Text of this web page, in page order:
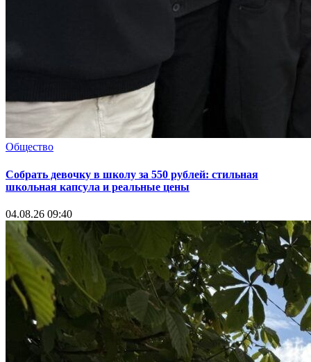
Общество
Собрать девочку в школу за 550 рублей: стильная
школьная капсула и реальные цены
04.08.26 09:40